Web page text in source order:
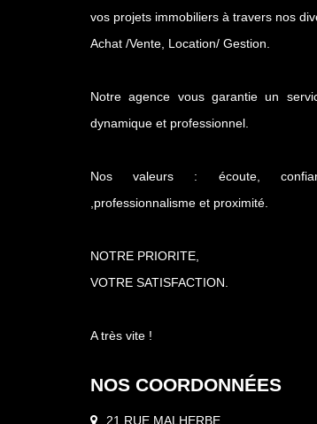
vos projets immobiliers à travers nos
Achat /Vente, Location/ Gestion.
Notre agence vous garantie un
dynamique et professionnel.
Nos valeurs : écoute,
,professionnalisme et proximité.
NOTRE PRIORITE,
VOTRE SATISFACTION.
A très vite !
NOS COORDONNÉES
21 RUE MALHERBE